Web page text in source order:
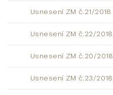
Usnesení ZM č.21/2018
Usnesení ZM č.22/2018
Usnesení ZM č.20/2018
Usnesení ZM č.23/2018